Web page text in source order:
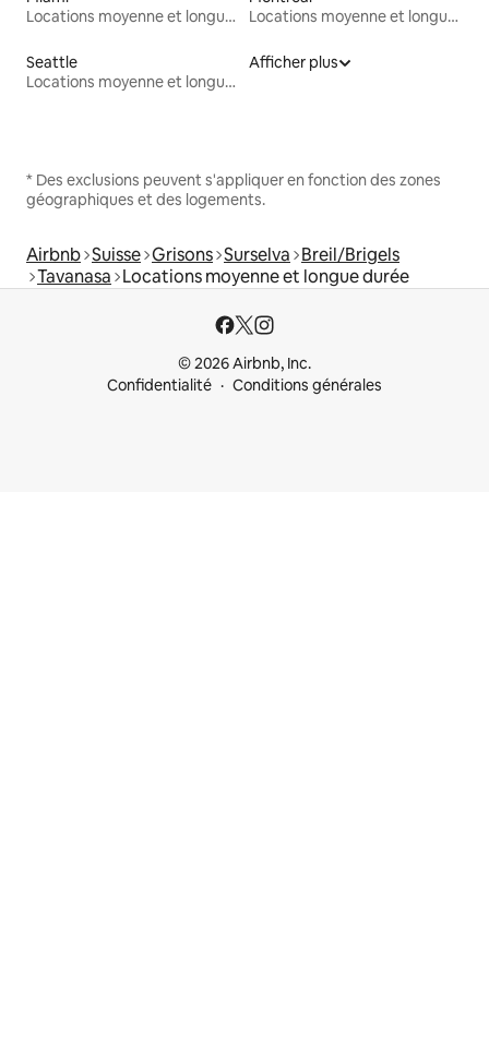
Locations moyenne et longue durée
Locations moyenne et longue durée
Seattle
Locations moyenne et longue durée
Afficher plus
* Des exclusions peuvent s'appliquer en fonction des zones
géographiques et des logements.
Airbnb Suisse Grisons Surselva Breil/Brigels
Tavanasa Locations moyenne et longue durée
© 2026 Airbnb, Inc.
Confidentialité
Conditions générales